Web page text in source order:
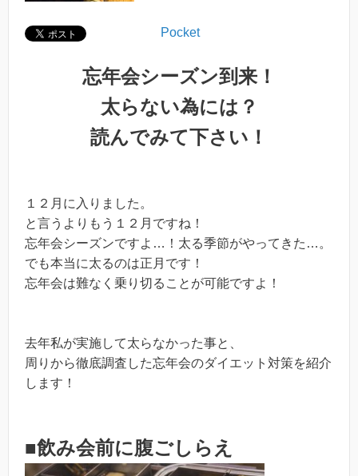
Pocket
忘年会シーズン到来！
太らない為には？
読んでみて下さい！
１２月に入りました。
と言うよりもう１２月ですね！
忘年会シーズンですよ…！太る季節がやってきた…。
でも本当に太るのは正月です！
忘年会は難なく乗り切ることが可能ですよ！
去年私が実施して太らなかった事と、
周りから徹底調査した忘年会のダイエット対策を紹介
します！
■飲み会前に腹ごしらえ